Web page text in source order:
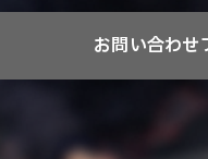
お問い合わせ